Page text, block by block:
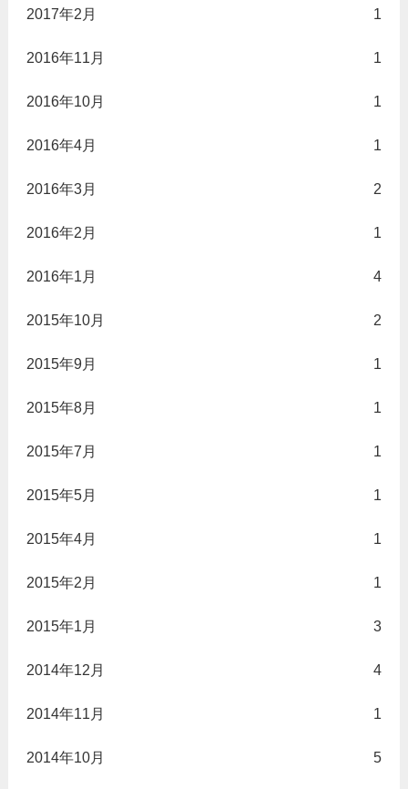
2017年2月 1
2016年11月 1
2016年10月 1
2016年4月 1
2016年3月 2
2016年2月 1
2016年1月 4
2015年10月 2
2015年9月 1
2015年8月 1
2015年7月 1
2015年5月 1
2015年4月 1
2015年2月 1
2015年1月 3
2014年12月 4
2014年11月 1
2014年10月 5